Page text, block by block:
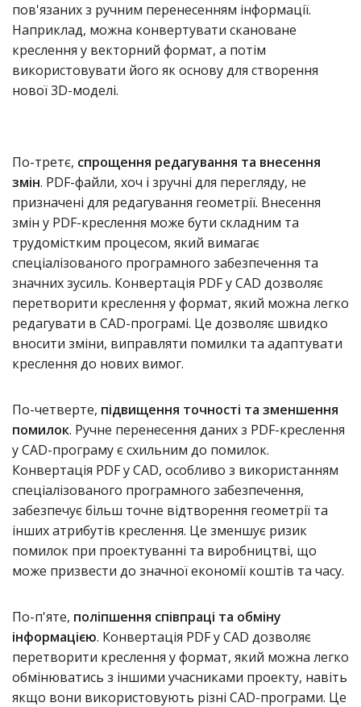
пов'язаних з ручним перенесенням інформації.
Наприклад, можна конвертувати скановане
креслення у векторний формат, а потім
використовувати його як основу для створення
нової 3D-моделі.
По-третє, спрощення редагування та внесення
змін. PDF-файли, хоч і зручні для перегляду, не
призначені для редагування геометрії. Внесення
змін у PDF-креслення може бути складним та
трудомістким процесом, який вимагає
спеціалізованого програмного забезпечення та
значних зусиль. Конвертація PDF у CAD дозволяє
перетворити креслення у формат, який можна легко
редагувати в CAD-програмі. Це дозволяє швидко
вносити зміни, виправляти помилки та адаптувати
креслення до нових вимог.
По-четверте, підвищення точності та зменшення
помилок. Ручне перенесення даних з PDF-креслення
у CAD-програму є схильним до помилок.
Конвертація PDF у CAD, особливо з використанням
спеціалізованого програмного забезпечення,
забезпечує більш точне відтворення геометрії та
інших атрибутів креслення. Це зменшує ризик
помилок при проектуванні та виробництві, що
може призвести до значної економії коштів та часу.
По-п'яте, поліпшення співпраці та обміну
інформацією. Конвертація PDF у CAD дозволяє
перетворити креслення у формат, який можна легко
обмінюватись з іншими учасниками проекту, навіть
якщо вони використовують різні CAD-програми. Це